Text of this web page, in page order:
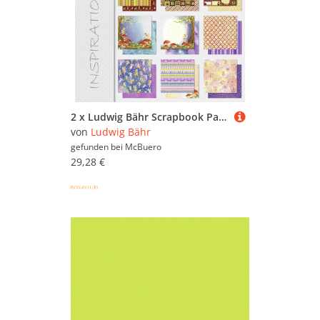
2 x Ludwig Bähr Scrapbook Paper Premium Glitter BLOCK 30,5x30,5cm Vers
von Ludwig Bähr
gefunden bei McBuero
29,28 €